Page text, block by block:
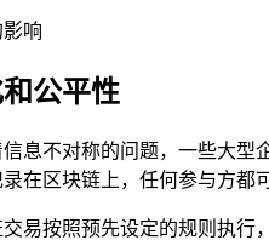
响
公平性
息不对称的问题，一些大
在区块链上，任何参与方都
易按照预先设定的规则执